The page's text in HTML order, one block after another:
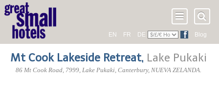
EN FR DE Blog
Mt Cook Lakeside Retreat, Lake Pukaki
86 Mt Cook Road, 7999, Lake Pukaki, Canterbury, NUEVA ZELANDA.